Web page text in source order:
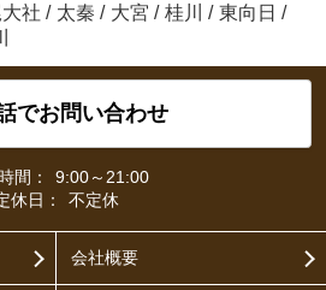
社 / 太秦 / 大宮 / 桂川 / 東向日 /
でお問い合わせ
間：
9:00～21:00
休日：
不定休
会社概要